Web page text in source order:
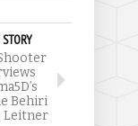
Behiri
Leitner